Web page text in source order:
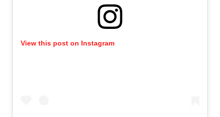
View this post on Instagram